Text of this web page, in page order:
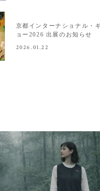
京都インターナショナル・
ョー2026 出展のお知らせ
2026.01.22